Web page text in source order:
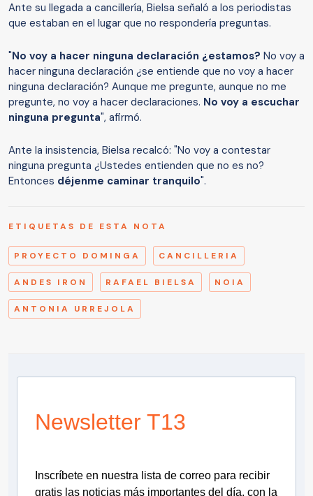
Ante su llegada a cancillería, Bielsa señaló a los periodistas
que estaban en el lugar que no respondería preguntas.
"No voy a hacer ninguna declaración ¿estamos? No voy a
hacer ninguna declaración ¿se entiende que no voy a hacer
ninguna declaración? Aunque me pregunte, aunque no me
pregunte, no voy a hacer declaraciones. No voy a escuchar
ninguna pregunta", afirmó.
Ante la insistencia, Bielsa recalcó: "No voy a contestar
ninguna pregunta ¿Ustedes entienden que no es no?
Entonces déjenme caminar tranquilo".
ETIQUETAS DE ESTA NOTA
PROYECTO DOMINGA CANCILLERIA
ANDES IRON RAFAEL BIELSA NOIA
ANTONIA URREJOLA
Newsletter T13
Inscríbete en nuestra lista de correo para recibir
gratis las noticias más importantes del día, con la